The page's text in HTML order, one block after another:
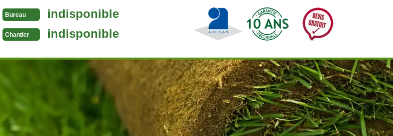
Bureau indisponible
Chantier indisponible